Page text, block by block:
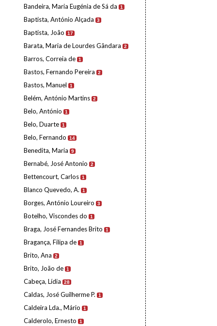
Bandeira, Maria Eugénia de Sá da 1
Baptista, António Alçada 3
Baptista, João 17
Barata, Maria de Lourdes Gândara 2
Barros, Correia de 1
Bastos, Fernando Pereira 2
Bastos, Manuel 1
Belém, António Martins 2
Belo, António 1
Belo, Duarte 1
Belo, Fernando 14
Benedita, Maria 9
Bernabé, José Antonio 2
Bettencourt, Carlos 1
Blanco Quevedo, A. 1
Borges, António Loureiro 3
Botelho, Viscondes do 1
Braga, José Fernandes Brito 1
Bragança, Filipa de 1
Brito, Ana 2
Brito, João de 1
Cabeça, Lídia 28
Caldas, José Guilherme P. 1
Caldeira Lda., Mário 1
Calderolo, Ernesto 1